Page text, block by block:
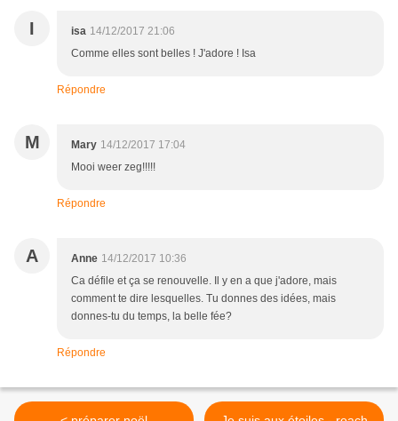
I isa 14/12/2017 21:06
Comme elles sont belles ! J'adore ! Isa
Répondre
M Mary 14/12/2017 17:04
Mooi weer zeg!!!!!
Répondre
A Anne 14/12/2017 10:36
Ca défile et ça se renouvelle. Il y en a que j'adore, mais
comment te dire lesquelles. Tu donnes des idées, mais
donnes-tu du temps, la belle fée?
Répondre